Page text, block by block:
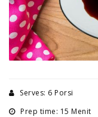
Serves: 6 Porsi
Prep time: 15 Menit